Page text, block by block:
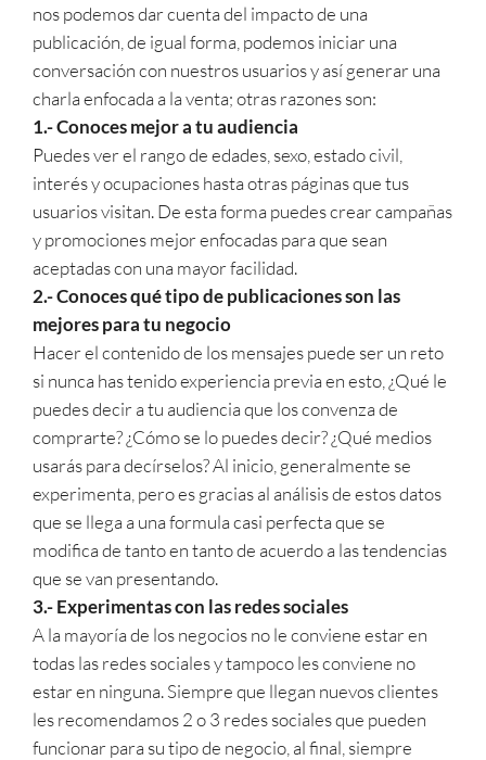
nos podemos dar cuenta del impacto de una
publicación, de igual forma, podemos iniciar una
conversación con nuestros usuarios y así generar una
charla enfocada a la venta; otras razones son:
1.- Conoces mejor a tu audiencia
Puedes ver el rango de edades, sexo, estado civil,
interés y ocupaciones hasta otras páginas que tus
usuarios visitan. De esta forma puedes crear campañas
y promociones mejor enfocadas para que sean
aceptadas con una mayor facilidad.
2.- Conoces qué tipo de publicaciones son las
mejores para tu negocio
Hacer el contenido de los mensajes puede ser un reto
si nunca has tenido experiencia previa en esto, ¿Qué le
puedes decir a tu audiencia que los convenza de
comprarte? ¿Cómo se lo puedes decir? ¿Qué medios
usarás para decírselos? Al inicio, generalmente se
experimenta, pero es gracias al análisis de estos datos
que se llega a una formula casi perfecta que se
modifica de tanto en tanto de acuerdo a las tendencias
que se van presentando.
3.- Experimentas con las redes sociales
A la mayoría de los negocios no le conviene estar en
todas las redes sociales y tampoco les conviene no
estar en ninguna. Siempre que llegan nuevos clientes
les recomendamos 2 o 3 redes sociales que pueden
funcionar para su tipo de negocio, al final, siempre